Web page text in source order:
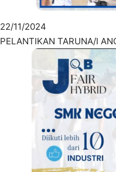
22/11/2024
PELANTIKAN TARUNA/I